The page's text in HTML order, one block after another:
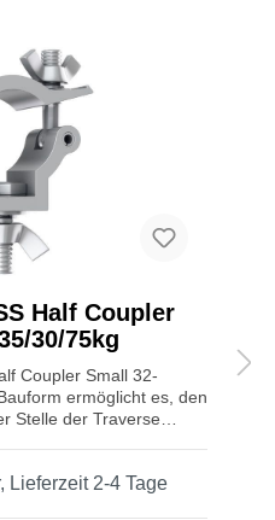
Half Coupler
30/75kg
Coupler Small 32-
ermöglicht es, den
Stelle der Traverse
Eigenschaften von
Lieferzeit 2-4 Tage